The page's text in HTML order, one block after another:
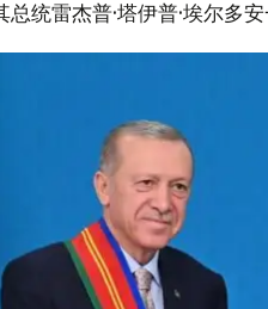
统雷杰普·塔伊普·埃尔多安